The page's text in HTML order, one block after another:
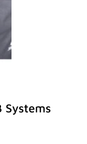
Systems